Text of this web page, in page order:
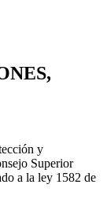
y
Superior
a la ley 1582 de